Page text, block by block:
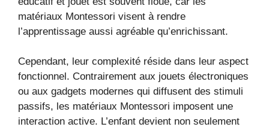
matériaux Montessori visent à rendre
l’apprentissage aussi agréable qu’enrichissant.
Cependant, leur complexité réside dans leur aspect
fonctionnel. Contrairement aux jouets électroniques
ou aux gadgets modernes qui diffusent des stimuli
passifs, les matériaux Montessori imposent une
interaction active. L’enfant devient non seulement